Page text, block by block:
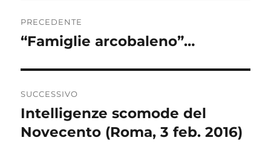
articoli
PRECEDENTE
Articolo
“Famiglie arcobaleno”…
SUCCESSIVO
Articolo
successivo:
Intelligenze scomode del
Novecento (Roma, 3 feb. 2016)